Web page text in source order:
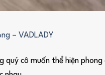
– VADLADY
quý cô muốn thể hiện